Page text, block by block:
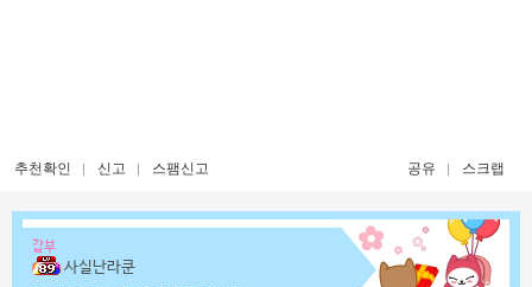
추천확인 신고 스팸신고 공유 스크랩
갑부
사실난라쿤